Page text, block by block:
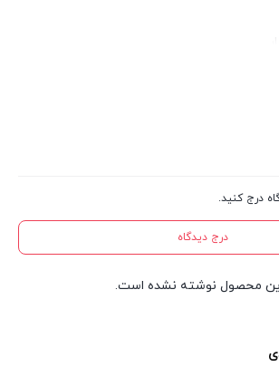
درج کنید.
درج دیدگاه
محصول نوشته نشده است.